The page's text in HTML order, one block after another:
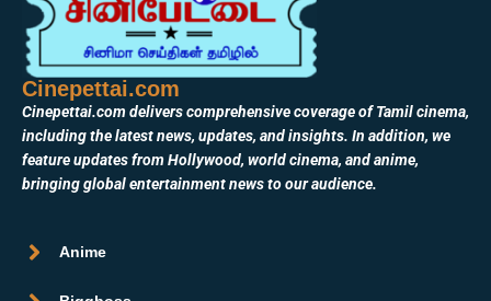
Cinepettai.com
Cinepettai.com delivers comprehensive coverage of Tamil cinema,
including the latest news, updates, and insights. In addition, we
feature updates from Hollywood, world cinema, and anime,
bringing global entertainment news to our audience.
Anime